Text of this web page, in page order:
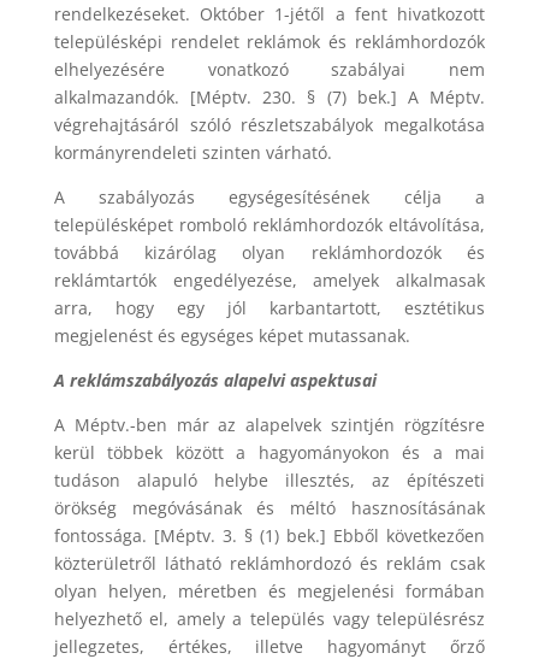
rendelkezéseket. Október 1-jétől a fent hivatkozott
településképi rendelet reklámok és reklámhordozók
elhelyezésére vonatkozó szabályai nem
alkalmazandók. [Méptv. 230. § (7) bek.] A Méptv.
végrehajtásáról szóló részletszabályok megalkotása
kormányrendeleti szinten várható.
A szabályozás egységesítésének célja a
településképet romboló reklámhordozók eltávolítása,
továbbá kizárólag olyan reklámhordozók és
reklámtartók engedélyezése, amelyek alkalmasak
arra, hogy egy jól karbantartott, esztétikus
megjelenést és egységes képet mutassanak.
A reklámszabályozás alapelvi aspektusai
A Méptv.-ben már az alapelvek szintjén rögzítésre
kerül többek között a hagyományokon és a mai
tudáson alapuló helybe illesztés, az építészeti
örökség megóvásának és méltó hasznosításának
fontossága. [Méptv. 3. § (1) bek.] Ebből következően
közterületről látható reklámhordozó és reklám csak
olyan helyen, méretben és megjelenési formában
helyezhető el, amely a település vagy településrész
jellegzetes, értékes, illetve hagyományt őrző